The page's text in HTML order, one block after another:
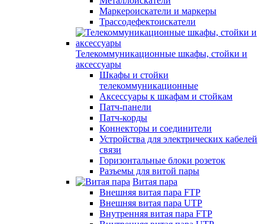
Маркероискатели и маркеры
Трассодефектоискатели
Телекоммуникационные шкафы, стойки и
аксессуары
Шкафы и стойки
телекоммуникационные
Аксессуары к шкафам и стойкам
Патч-панели
Патч-корды
Коннекторы и соединители
Устройства для электрических кабелей
связи
Горизонтальные блоки розеток
Разъемы для витой пары
Витая пара
Внешняя витая пара FTP
Внешняя витая пара UTP
Внутренняя витая пара FTP